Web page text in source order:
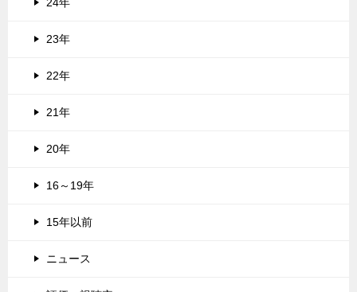
23年
22年
21年
20年
16～19年
15年以前
ニュース